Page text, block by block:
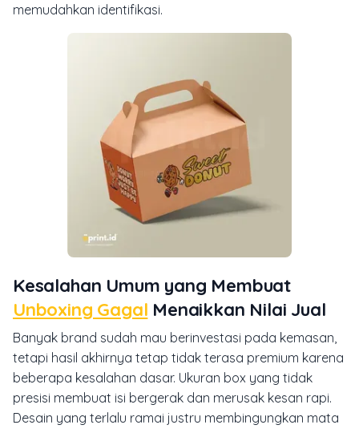
memudahkan identifikasi.
Kesalahan Umum yang Membuat
Unboxing Gagal Menaikkan Nilai Jual
Banyak brand sudah mau berinvestasi pada kemasan,
tetapi hasil akhirnya tetap tidak terasa premium karena
beberapa kesalahan dasar. Ukuran box yang tidak
presisi membuat isi bergerak dan merusak kesan rapi.
Desain yang terlalu ramai justru membingungkan mata